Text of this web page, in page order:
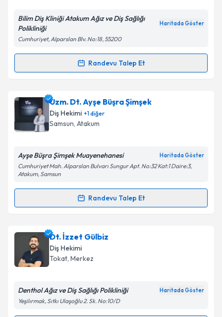
Kişisel verilerimin işlenmesine ilişkin
Aydınlatma
kapsamda işlenmesini kabul ediyorum.
Takvim Talebini Gönder
Bilim Diş Kliniği Atakum Ağız ve Diş Sağlığı
Polikliniği
Haritada Göster
Cumhuriyet, Alparslan Blv. No:18, 55200
Randevu Talep Et
Randevu Takvimi Talebi
Dt. Hüseyin Kayaiçin randevu takvimi talebi
oluşturun. Size bu uzmandan randevu almanız için bir
takvim hazırlandığında e-posta ile bilgilendireceğiz.
Kişisel verilerimin işlenmesine ilişkinAydınlatma
'ni okudum ve kişisel verilerimin belirtilen
kapsamda işlenmesini kabul ediyorum.
Takvim Talebini Gönder
Uzm. Dt. Ayşe Büşra Şimşek
Diş Hekimi +1diğer
Samsun, Atakum
Ayşe Büşra Şimşek Muayenehanesi Haritada Göster
Cumhuriyet Mah. Alparslan Bulvarı Sungur Apt. No:32 Kat:1 Daire:3,
Atakum, Samsun
Randevu Talep Et
Randevu Takvimi Talebi
Uzm. Dt. Ayşe Büşra Şimşek
talebi oluşturun. Size bu uzmandan randevu almanız
için bir takvim hazırlandığında e-posta ile
bilgilendireceğiz.
Dt. İzzet Gülbiz
Diş Hekimi
Tokat, Merkez
Denthol Ağız ve Diş Sağlığı Polikliniği Haritada Göster
Yeşilırmak, Sıtkı Ulaşoğlu 2. Sk. No:10/D